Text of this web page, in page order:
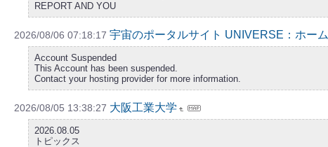
REPORT AND YOU
2026/08/06 07:18:17 宇宙のポータルサイト UNIVERSE：ホーム
Account Suspended
This Account has been suspended.
Contact your hosting provider for more information.
2026/08/05 13:38:27 大阪工業大学
2026.08.05
トピックス